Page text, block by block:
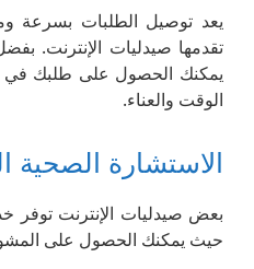
يعد توصيل الطلبات بسرعة
تقدمها صيدليات الإنترنت.
يمكنك الحصول على طلبك
الوقت والعناء.
الاستشارة الصحية
بعض صيدليات الإنترنت توفر
حيث يمكنك الحصول على